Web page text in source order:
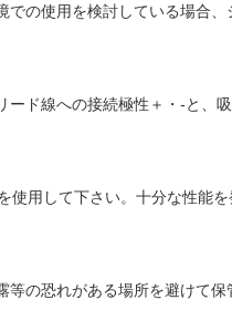
での使用を検討している場合
ード線への接続極性＋・-と、
使用して下さい。十分な性能
等の恐れがある場所を避けて